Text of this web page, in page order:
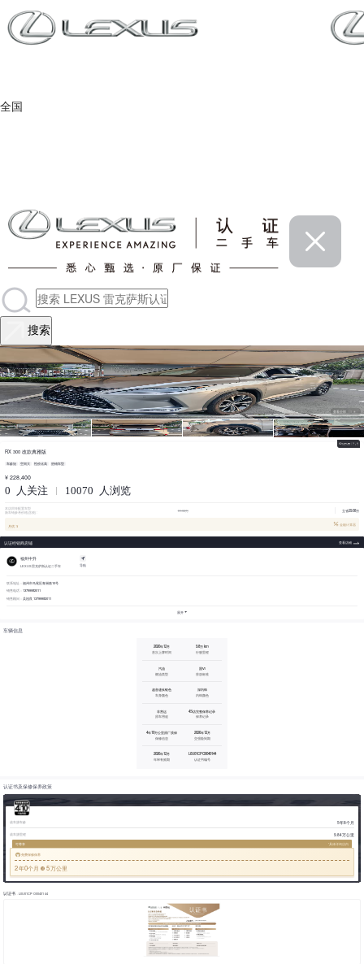
全国
搜索
查看全部
RX 300 改款典雅版
车龄短 空间大 性价比高 热销车型
¥ 228,400
0 人关注 10070 人浏览
本店同等配置车型
新车销参考价格(含税) :
51.92万 立省29.08万
月供: ¥ 金融计算器
认证经销商店铺 查看店铺
福州中升
LEXUS雷克萨斯认证二手车 导航
联系地址：福州市马尾区青洲路10号
销售电话：13799982011
销售顾问： 吴祖良 13799982011
展开
车辆信息
2020年12月
首次上牌时间
9.8万 km
行驶里程
汽油
燃油类型
国Ⅵ
排放标准
超音速钛银色
车身颜色
深内饰
内饰颜色
非营运
原车用途
4S店完整保养记录
保养记录
4年10万公里原厂质保
保修信息
2026年12月
交强险到期
2026年12月
年审有效期
L0U01CPO0040144
认证书编号
认证书及保修保养政策
该车源车龄 5年8个月
该车源里程 9.84万公里
可尊享 *具体详询店内
免费保修保养
2年0个月 5万公里
认证书 ·L0U01CPO0040144